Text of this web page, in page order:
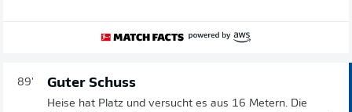
89' Guter Schuss
Heise hat Platz und versucht es aus 16 Metern. Die